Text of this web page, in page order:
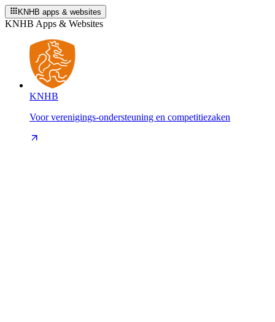
KNHB apps & websites
KNHB Apps & Websites
KNHB
Voor verenigings-ondersteuning en competitiezaken